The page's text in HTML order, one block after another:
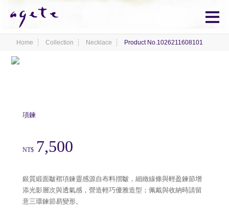
Home Collection Necklace Product No.1026211608101
項鍊
NT$ 7,500
銀質緞面皺褶項鍊靈感源自布料摺皺，細緻線條與輕盈鍊節增
添光影層次與透氣感，營造輕巧優雅造型；佩戴與收納時請留
意三環鍊節易變形。